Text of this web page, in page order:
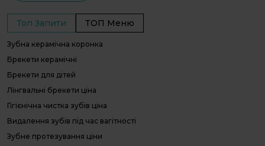
Топ Запити ТОП Меню
Зубна керамічна коронка
Брекети керамічні
Брекети для дітей
Лінгвальні брекети ціна
Гігієнічна чистка зубів ціна
Видалення зубів під час вагітності
Зубне протезування ціни